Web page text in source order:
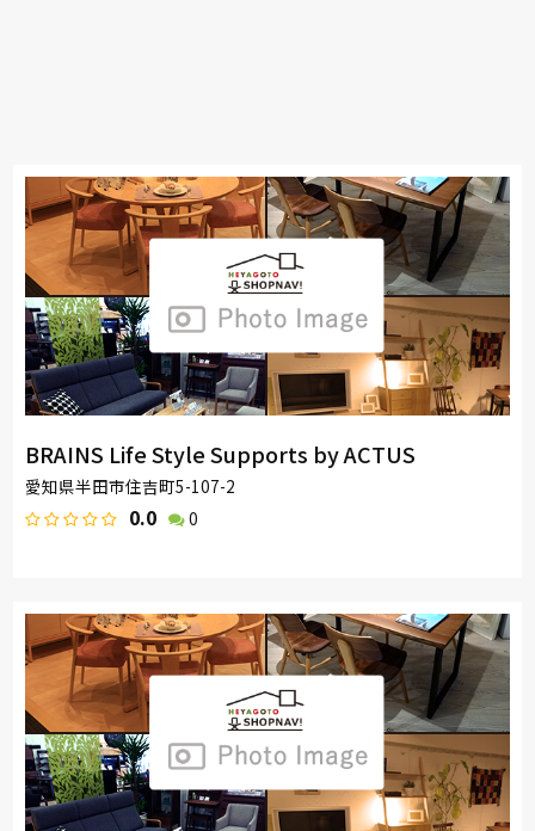
BRAINS Life Style Supports by ACTUS
愛知県半田市住吉町5-107-2
0.0 0